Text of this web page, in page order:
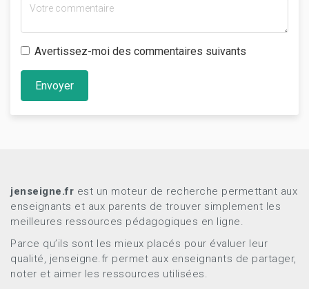
Avertissez-moi des commentaires suivants
Envoyer
jenseigne.fr est un moteur de recherche permettant aux
enseignants et aux parents de trouver simplement les
meilleures ressources pédagogiques en ligne.
Parce qu’ils sont les mieux placés pour évaluer leur
qualité, jenseigne.fr permet aux enseignants de partager,
noter et aimer les ressources utilisées.